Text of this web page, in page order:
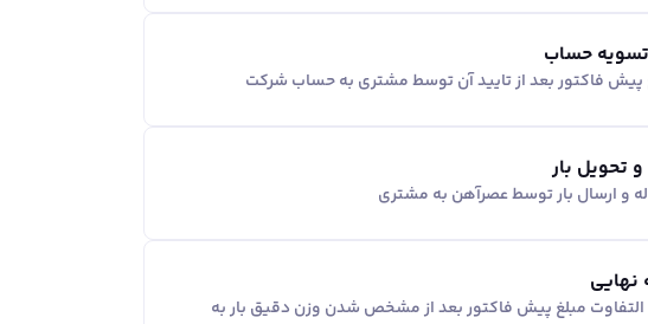
حساب
پیش فاکتور بعد از تایید آن توسط مشتری به حساب شرکت
تحویل بار
و ارسال بار توسط عصرآهن به مشتری
نهایی
التفاوت مبلغ پیش فاکتور بعد از مشخص شدن وزن دقیق بار به